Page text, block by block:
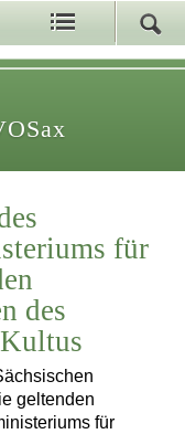
für
des
geltenden
für